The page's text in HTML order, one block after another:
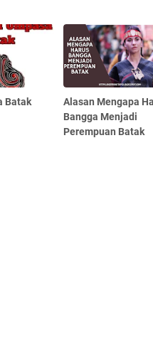
Batak
Alasan Mengapa
Bangga Menjadi
Perempuan Batak